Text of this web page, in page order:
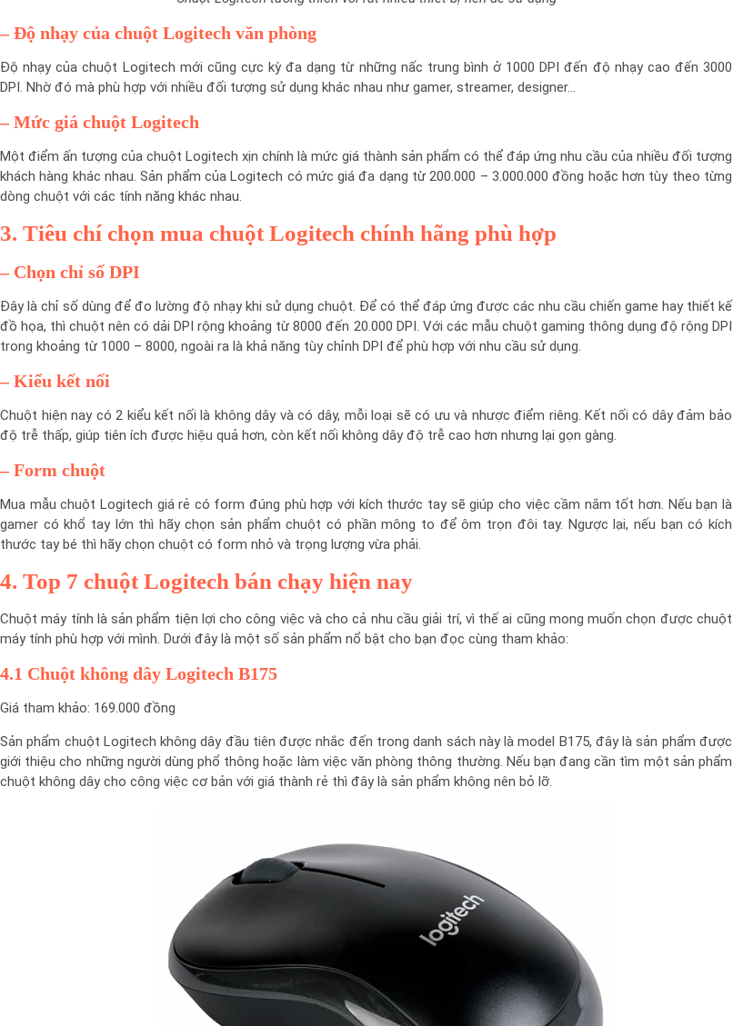
–Độ nhạy của chuột Logitech văn phòng
Độ nhạy của chuột Logitech mới cũng cực kỳ đa dạng từ những nấc trung bình ở 1000 DPI đến độ nhạy cao đến 3000
DPI. Nhờ đó mà phù hợp với nhiều đối tượng sử dụng khác nhau như gamer, streamer, designer…
–Mức giá chuột Logitech
Một điểm ấn tượng của chuột Logitech xịn chính là mức giá thành sản phẩm có thể đáp ứng nhu cầu của nhiều đối tượng
khách hàng khác nhau. Sản phẩm của Logitech có mức giá đa dạng từ 200.000 – 3.000.000 đồng hoặc hơn tùy theo từng
dòng chuột với các tính năng khác nhau.
3. Tiêu chí chọn mua chuột Logitech chính hãng phù hợp
– Chọn chỉ số DPI
Đây là chỉ số dùng để đo lường độ nhạy khi sử dụng chuột. Để có thể đáp ứng được các nhu cầu chiến game hay thiết kế
đồ họa, thì chuột nên có dải DPI rộng khoảng từ 8000 đến 20.000 DPI. Với các mẫu chuột gaming thông dụng độ rộng DPI
trong khoảng từ 1000 – 8000, ngoài ra là khả năng tùy chỉnh DPI để phù hợp với nhu cầu sử dụng.
–Kiểu kết nối
Chuột hiện nay có 2 kiểu kết nối là không dây và có dây, mỗi loại sẽ có ưu và nhược điểm riêng. Kết nối có dây đảm bảo
độ trễ thấp, giúp tiên ích được hiệu quả hơn, còn kết nối không dây độ trễ cao hơn nhưng lại gọn gàng.
–Form chuột
Mua mẫu chuột Logitech giá rẻ có form đúng phù hợp với kích thước tay sẽ giúp cho việc cầm nắm tốt hơn. Nếu bạn là
gamer có khổ tay lớn thì hãy chọn sản phẩm chuột có phần mông to để ôm trọn đôi tay. Ngược lại, nếu bạn có kích
thước tay bé thì hãy chọn chuột có form nhỏ và trọng lượng vừa phải.
4. Top 7 chuột Logitech bán chạy hiện nay
Chuột máy tính là sản phẩm tiện lợi cho công việc và cho cả nhu cầu giải trí, vì thế ai cũng mong muốn chọn được chuột
máy tính phù hợp với mình. Dưới đây là một số sản phẩm nổ bật cho bạn đọc cùng tham khảo:
4.1 Chuột không dây Logitech B175
Giá tham khảo: 169.000 đồng
Sản phẩm chuột Logitech không dây đầu tiên được nhắc đến trong danh sách này là model B175, đây là sản phẩm được
giới thiệu cho những người dùng phổ thông hoặc làm việc văn phòng thông thường. Nếu bạn đang cần tìm một sản phẩm
chuột không dây cho công việc cơ bản với giá thành rẻ thì đây là sản phẩm không nên bỏ lỡ.